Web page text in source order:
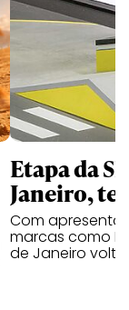
Etapa da
Janeiro,
Com
marcas como
de Janeiro